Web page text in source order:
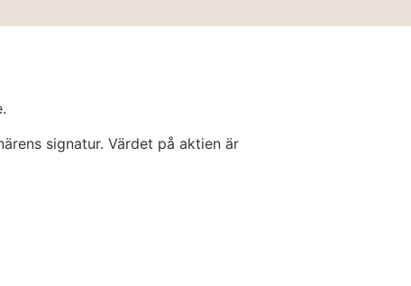
signatur. Värdet på aktien är